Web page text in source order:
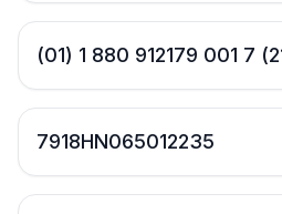
(01) 1 880 912179 001 7
7918HN065012235